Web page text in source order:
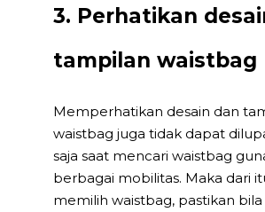
3. Perhatikan
tampilan waistbag
Memperhatikan desain dan
waistbag juga tidak dapat
saja saat mencari waistbag
berbagai mobilitas. Maka dari
memilih waistbag, pastikan bila